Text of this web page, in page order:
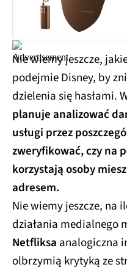
Nie wiemy jeszcze,
podejmie Disney, by
dzielenia się hasłami.
planuje analizować
usługi przez
zweryfikować, czy na
korzystają osoby
adresem.
Nie wiemy jeszcze, na
działania medialnego
Netfliksa analogiczna
olbrzymią krytyką ze